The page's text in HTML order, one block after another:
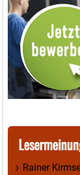
Rainer